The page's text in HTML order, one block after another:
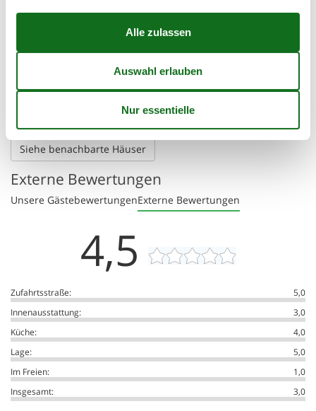
😎 Sonnenstand
Die angezeigte Position des Ferienhauses könnte ungenau sein. Die
genaue Adresse ist im Mietvertrag zu finden.
Finden Sie benachbarte Ferienhäuser
die unabhängig und doch nahe beieinander wohnen
möchten.
Siehe benachbarte Häuser
Externe Bewertungen
Unsere GästebewertungenExterne Bewertungen
4,5
Zufahrtsstraße:
5,0
Innenausstattung:
3,0
Küche:
4,0
Lage:
5,0
Im Freien:
1,0
Insgesamt:
3,0